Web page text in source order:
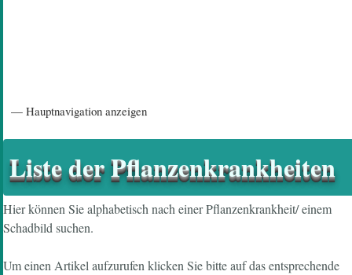
— Hauptnavigation anzeigen
Liste der Pflanzenkrankheiten
Hier können Sie alphabetisch nach einer Pflanzenkrankheit/ einem
Schadbild suchen.
Um einen Artikel aufzurufen klicken Sie bitte auf das entsprechende